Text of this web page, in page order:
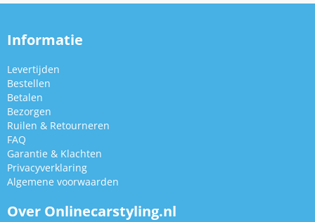
Informatie
Levertijden
Bestellen
Betalen
Bezorgen
Ruilen & Retourneren
FAQ
Garantie & Klachten
Privacyverklaring
Algemene voorwaarden
Over Onlinecarstyling.nl